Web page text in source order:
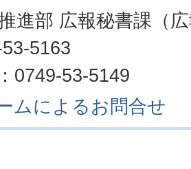
進部 広報秘書課（
5163
0749-53-5149
ムによるお問合せ